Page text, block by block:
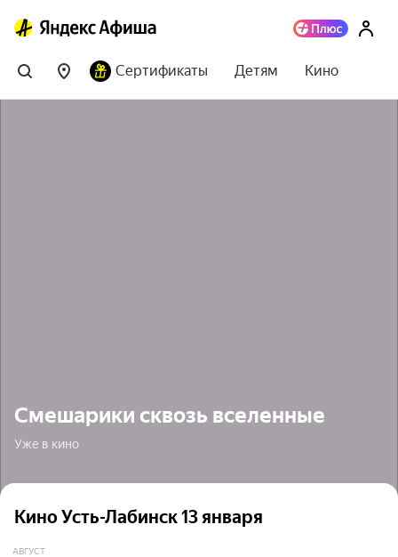
Сертификаты Детям Кино
Смешарики сквозь вселенные
Уже в кино
Кино Усть-Лабинск 13 января
АВГУСТ